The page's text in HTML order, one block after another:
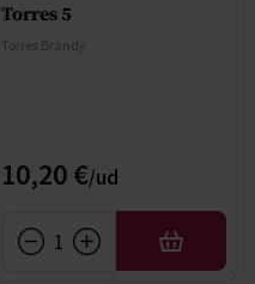
Torres 5
Torres Brandy
10,20 €
AÑADIR